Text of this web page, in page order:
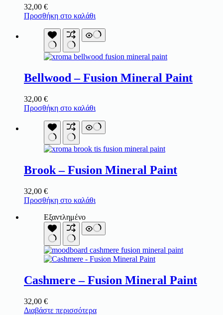
32,00 €
Προσθήκη στο καλάθι
Bellwood – Fusion Mineral Paint
32,00 €
Προσθήκη στο καλάθι
Brook – Fusion Mineral Paint
32,00 €
Προσθήκη στο καλάθι
Εξαντλημένο
Cashmere – Fusion Mineral Paint
32,00 €
Διαβάστε περισσότερα